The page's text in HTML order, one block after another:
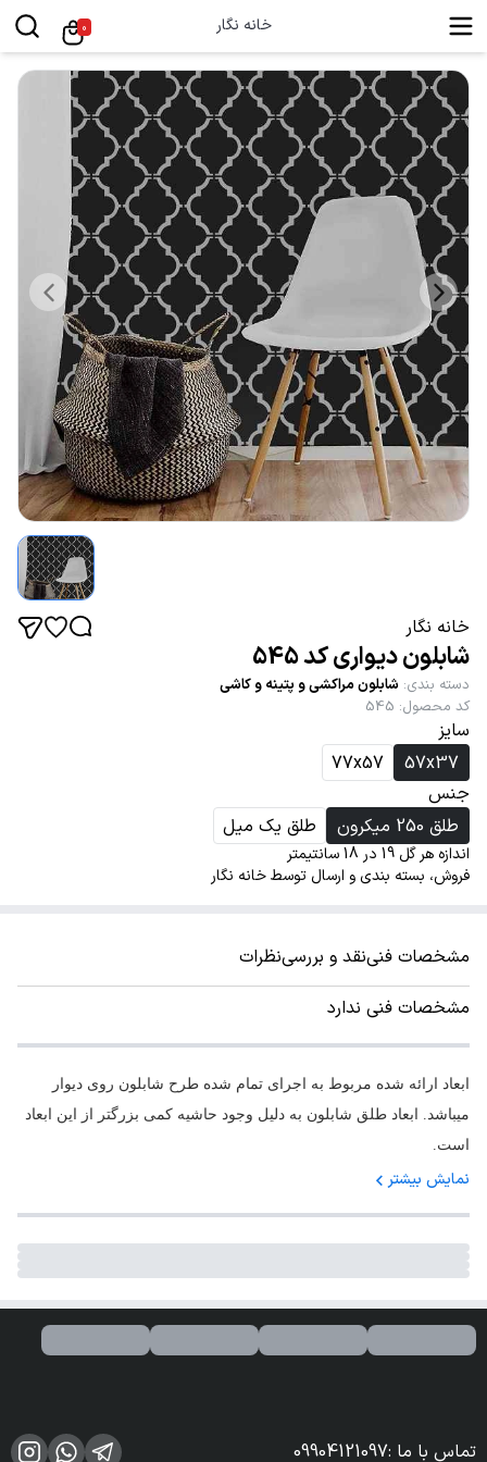
خانه نگار 0
خانه نگار
شابلون دیواری کد 545
دسته بندی: شابلون مراکشی و پتینه و کاشی
کد محصول:
545
سایز
57x37
77x57
جنس
طلق 250 میکرون
طلق یک میل
اندازه هر گل 19 در 18 سانتیمتر
فروش، بسته بندی و ارسال توسط خانه نگار
مشخصات فنینقد و بررسینظرات
مشخصات فنی ندارد
ابعاد ارائه شده مربوط به اجرای تمام شده طرح شابلون روی دیوار
میباشد. ابعاد طلق شابلون به دلیل وجود حاشیه کمی بزرگتر از این ابعاد
است.
نمایش بیشتر
تماس با ما :
09904121097